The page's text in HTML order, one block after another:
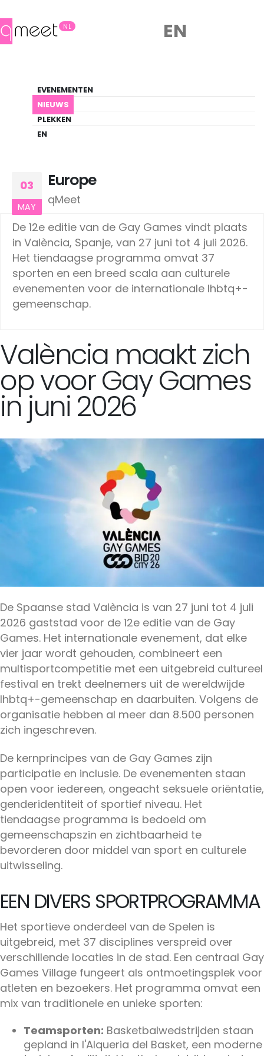
NL
EVENEMENTEN
NIEUWS
PLEKKEN
EN
EN
Nieuws
LHBTIQ+ Update
NIEUWS
03
MAY
Europe
qMeet
De 12e editie van de Gay Games vindt plaats
in València, Spanje, van 27 juni tot 4 juli 2026.
Het tiendaagse programma omvat 37
sporten en een breed scala aan culturele
evenementen voor de internationale lhbtq+-
gemeenschap.
València maakt zich
op voor Gay Games
in juni 2026
De Spaanse stad València is van 27 juni tot 4 juli
2026 gaststad voor de 12e editie van de Gay
Games. Het internationale evenement, dat elke
vier jaar wordt gehouden, combineert een
multisportcompetitie met een uitgebreid cultureel
festival en trekt deelnemers uit de wereldwijde
lhbtq+-gemeenschap en daarbuiten. Volgens de
organisatie hebben al meer dan 8.500 personen
zich ingeschreven.
De kernprincipes van de Gay Games zijn
participatie en inclusie. De evenementen staan
open voor iedereen, ongeacht seksuele oriëntatie,
genderidentiteit of sportief niveau. Het
tiendaagse programma is bedoeld om
gemeenschapszin en zichtbaarheid te
bevorderen door middel van sport en culturele
uitwisseling.
EEN DIVERS SPORTPROGRAMMA
Het sportieve onderdeel van de Spelen is
uitgebreid, met 37 disciplines verspreid over
verschillende locaties in de stad. Een centraal Gay
Games Village fungeert als ontmoetingsplek voor
atleten en bezoekers. Het programma omvat een
mix van traditionele en unieke sporten:
Teamsporten: Basketbalwedstrijden staan
gepland in l'Alqueria del Basket, een moderne